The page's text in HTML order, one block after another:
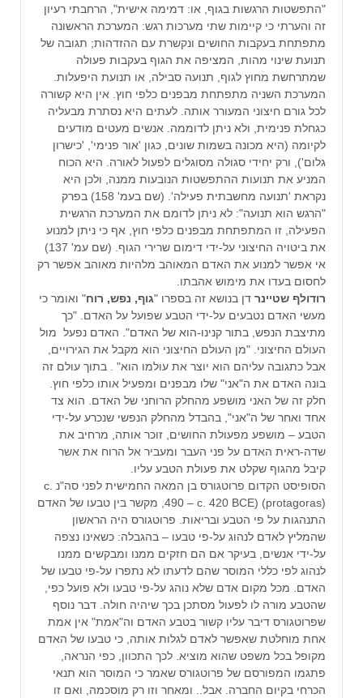
"התפשטות הרגשות בגוף, או: דמימה אישית", הרחבתי רעיון
זה והערתי כי קיימות שתי מערכות רגש: המערכת הראשונה
מתפתחת בעקבות החושים ונקשרת עם ההזדהות; תגובה של
תנועת שינוי מהות, המציפה את הגוף בעקבות פעולה
שמתרחשת מחוץ לגוף, תנועה סבילה, או תנועת היפעלות.
המערכת השניה מתפתחת מבפנים כלפי חוץ. אין היא קשורה
לכל גורם חיצוני המעורר אותה. לעתים היא נסתרת מבעליה
כגחלת פנימית, ולא ניתן לדוממה. אנשים מעטים מודעים
לקיומה (היא מכונה בשמות שונים, כגון 'אור פנימי', 'כישרון
גלום'), ורק יחידי סגולה מסוגלים לפעול לאורה. היא הכוח
המניע את תנועות ההתפשטות הנובעות ממנה, ולכן היא
נקראת 'תנועה מחשבתית פעילה'. (שם בעמ' 158) בפרק
"הרגש הוא תנועה": לא ניתן לדומם את המערכת הרגשית
הפעילה, זו המתפתחת מבפנים כלפי חוץ, אף כי ניתן למנוע
את ביטויה החיצוני על-ידי דימום שרירי הגוף. (שם עמ' 137)
אי אפשר למנוע את האדם המאוהב מלהיות מאוהב אפשר רק
לחסום בעדו את מימוש אהבתו.
רודולף שטיינר דן בנושא זה בספרו "גוף, נפש, רוח" ואומר כי
מעשי האדם נטבעים על-ידי הטבע שפועל על האדם. "כך
מתיצבת הנפש, בתור קנינו-הוא של האדם". האדם נפעל מול
העולם החיצוני. "מן העולם החיצוני הוא מקבל את הגירויים,
אבל כתגובה עליהם הוא יוצר את עולמו הוא" . בתוך עולם זה
בונה האדם את ה"אני" שלו מבפנים ומפעיל אותו כלפי חוץ.
חלק זה של האני מושפע מהחלק הרוחני של האדם. הוא צד
אחד ואחר של ה"אני", בהבדל מהחלק הנפשי שנכרע על-ידי
הטבע – מושפע מפעולת החושים, זוכר אותה, מרחיב את
שדה-ראית האדם על פני העבר ומעביר אל הרוח את אשר
קיבל מהגוף שקלט את פעולת הטבע עליו.
הסופיסט הקדום פרוטגורס בן המאה החמישית לפני סה"נ c.
490 – c. 420 BCE) (protagoras), מקשר בין טבעו של האדם
התנהגות על פי הטבע ובריאות. פרוטגורס היה הראשון
שהמליץ לאדם לנהוג על-פי טבעו – בהגבלה: כשאינו נצפה
על-ידי אנשים, בעיקר אם הם חזקים ממנו ומבקשים ממנו
לנהוג לפי כללי המוסר שהם לדעתו לא נתפרו על-פי טבעו של
האדם. מכל מקום אדם שלא נוהג על-פי טבעו ולא פועל כפי,
שהטבע מורה לו לפעול מסתכן בכך שיהיה חולה. דבר נוסף
שפרוטגורס דיבר עליו קשור בטבע האדם וה"אמת" אין אמת
אחת מוחלטת שאפשר לאדם לגלות אותה, כי טבעו של האדם
מקופל בכל משפט שהוא מוציא. לכך התכוון, כפי הנראה,
פתגמו המפורסם של פרוטגורס שאמר כי המוסר הוא תנאי
הכרחי בקיום החברה. אבל.. ומאחר וזו רק מוסכמה, ואם זו